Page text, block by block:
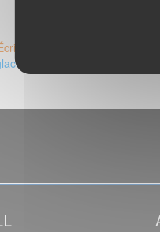
le 11 jan.